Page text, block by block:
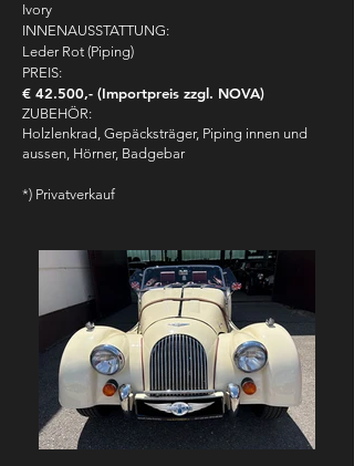
Ivory
INNENAUSSTATTUNG:
Leder Rot (Piping)
PREIS:
€ 42.500,- (Importpreis zzgl. NOVA)
ZUBEHÖR:
Holzlenkrad, Gepäcksträger, Piping innen und
aussen, Hörner, Badgebar
*) Privatverkauf